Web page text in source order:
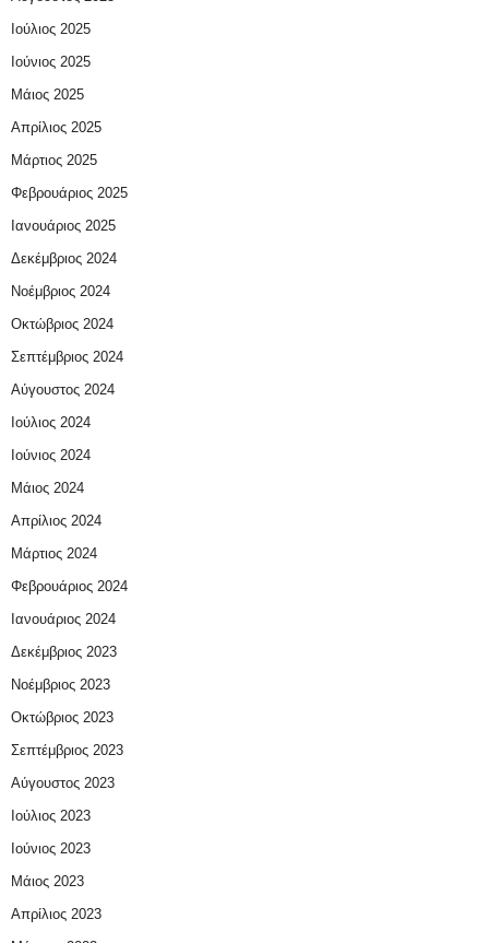
Ιούλιος 2025
Ιούνιος 2025
Μάιος 2025
Απρίλιος 2025
Μάρτιος 2025
Φεβρουάριος 2025
Ιανουάριος 2025
Δεκέμβριος 2024
Νοέμβριος 2024
Οκτώβριος 2024
Σεπτέμβριος 2024
Αύγουστος 2024
Ιούλιος 2024
Ιούνιος 2024
Μάιος 2024
Απρίλιος 2024
Μάρτιος 2024
Φεβρουάριος 2024
Ιανουάριος 2024
Δεκέμβριος 2023
Νοέμβριος 2023
Οκτώβριος 2023
Σεπτέμβριος 2023
Αύγουστος 2023
Ιούλιος 2023
Ιούνιος 2023
Μάιος 2023
Απρίλιος 2023